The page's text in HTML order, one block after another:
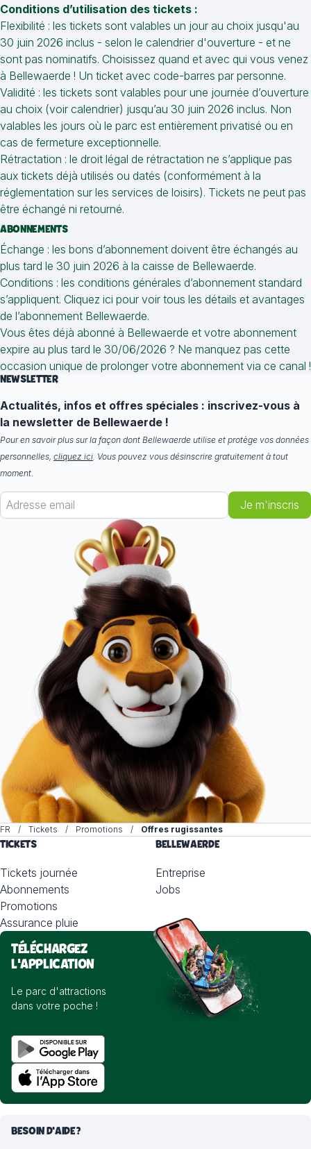
Conditions d’utilisation des tickets :
Flexibilité : les tickets sont valables un jour au choix jusqu'au
30 juin 2026 inclus - selon le calendrier d'ouverture - et ne
sont pas nominatifs. Choisissez quand et avec qui vous venez
à Bellewaerde ! Un ticket avec code-barres par personne.
Validité : les tickets sont valables pour une journée d’ouverture
au choix (voir calendrier) jusqu’au 30 juin 2026 inclus. Non
valables les jours où le parc est entièrement privatisé ou en
cas de fermeture exceptionnelle.
Rétractation : le droit légal de rétractation ne s’applique pas
aux tickets déjà utilisés ou datés (conformément à la
réglementation sur les services de loisirs). Tickets ne peut pas
être échangé ni retourné.
ABONNEMENTS
Échange : les bons d’abonnement doivent être échangés au
plus tard le 30 juin 2026 à la caisse de Bellewaerde.
Conditions : les conditions générales d’abonnement standard
s’appliquent. Cliquez ici pour voir tous les détails et avantages
de l’abonnement Bellewaerde.
Vous êtes déjà abonné à Bellewaerde et votre abonnement
expire au plus tard le 30/06/2026 ? Ne manquez pas cette
occasion unique de prolonger votre abonnement via ce canal !
NEWSLETTER
Actualités, infos et offres spéciales : inscrivez-vous à
la newsletter de Bellewaerde !
Pour en savoir plus sur la façon dont Bellewaerde utilise et protège vos données
personnelles, cliquez ici. Vous pouvez vous désinscrire gratuitement à tout
moment.
Je m'inscris
FR Tickets Promotions Offres rugissantes
TICKETS
Tickets journée
Abonnements
Promotions
Assurance pluie
BELLEWAERDE
Entreprise
Jobs
TÉLÉCHARGEZ
L'APPLICATION
Le parc d'attractions
dans votre poche !
BESOIN D'AIDE?